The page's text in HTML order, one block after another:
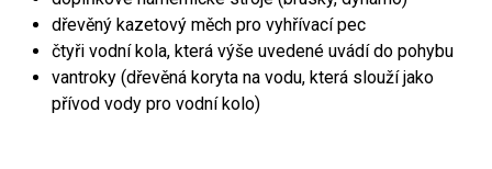
dřevěný kazetový měch pro vyhřívací pec
čtyři vodní kola, která výše uvedené uvádí do pohybu
vantroky (dřevěná koryta na vodu, která slouží jako
přívod vody pro vodní kolo)